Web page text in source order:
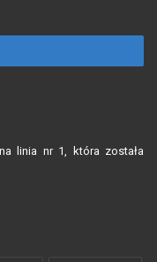
linia nr 1, która została